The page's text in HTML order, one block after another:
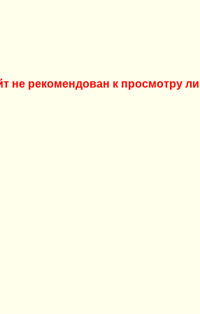
не рекомендован к просмотру